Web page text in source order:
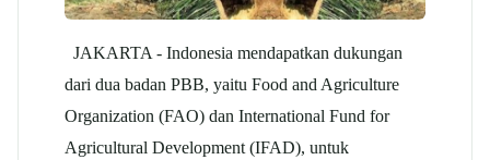
JAKARTA - Indonesia mendapatkan dukungan
dari dua badan PBB, yaitu Food and Agriculture
Organization (FAO) dan International Fund for
Agricultural Development (IFAD), untuk